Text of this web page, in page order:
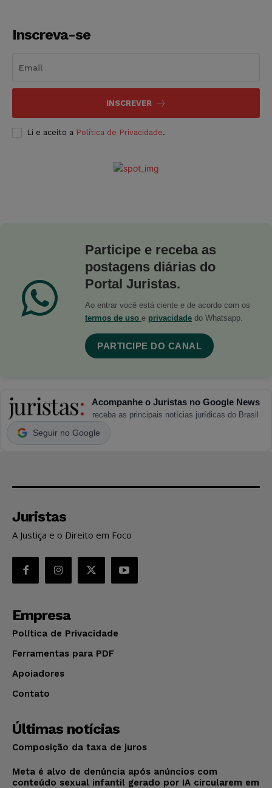
Inscreva-se
INSCREVER
Li e aceito a Política de Privacidade.
Participe e receba as
postagens diárias do
Portal Juristas.
Ao entrar você está ciente e de acordo com os
termos de uso e privacidade do Whatsapp.
PARTICIPE DO CANAL
Acompanhe o Juristas no Google News
receba as principais notícias jurídicas do Brasil
Seguir no Google
Juristas
A Justiça e o Direito em Foco
Empresa
Política de Privacidade
Ferramentas para PDF
Apoiadores
Contato
Últimas notícias
Composição da taxa de juros
Meta é alvo de denúncia após anúncios com
conteúdo sexual infantil gerado por IA circularem em